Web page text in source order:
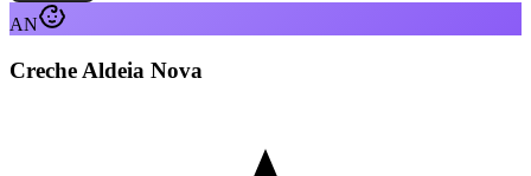
AN
Creche Aldeia Nova